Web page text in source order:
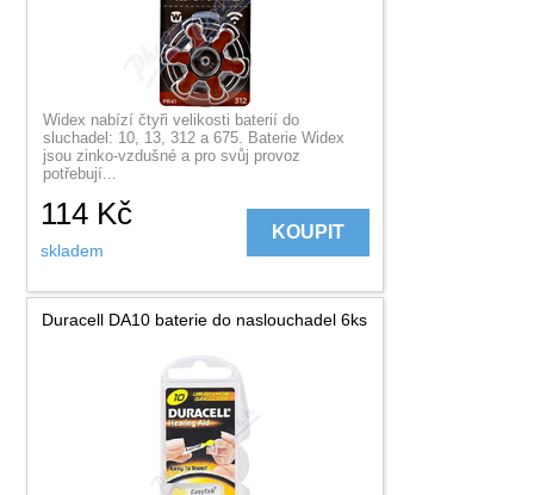
Widex nabízí čtyři velikosti baterií do
sluchadel: 10, 13, 312 a 675. Baterie Widex
jsou zinko-vzdušné a pro svůj provoz
potřebují...
114 Kč
skladem
KOUPIT
Duracell DA10 baterie do naslouchadel 6ks